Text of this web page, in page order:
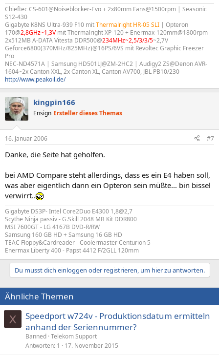
Chieftec CS-601@Noiseblocker-Evo + 2x80mm Fans@1500rpm | Seasonic
S12-430
Gigabyte K8NS Ultra-939 F10 mitThermalright HR-05 SLI | Opteron
170@2,8GHz~1,3V mit Thermalright XP-120 + Enermax-120mm@1800rpm
2x512MB A-DATA Vitesta DDR500@234MHz~2,5/3/3/5~2,7V
Geforce6800(370MHz/825MHz)@16PS/6VS mit Revoltec Graphic Freezer
Pro
NEC-ND4571A | Samsung HD501LJ@ZM-2HC2 | Audigy2 ZS@Denon AVR-
1604~2x Canton XXL, 2x Canton XL, Canton AV700, JBL PB10/230
http://www.peakoil.de/
kingpin166
Ensign Ersteller dieses Themas
16. Januar 2006 #7
Danke, die Seite hat geholfen.
bei AMD Compare steht allerdings, dass es ein E4 haben soll,
was aber eigentlich dann ein Opteron sein müßte... bin bissel
verwirrt..
Gigabyte DS3P- Intel Core2Duo E4300 1,8@2,7
Scythe Ninja passiv - G.Skill 2048 MB Kit DDR800
MSI 7600GT - LG 4167B DVD-R/RW
Samsung 160 GB HD + Samsung 16 GB HD
TEAC Floppy&Cardreader - Coolermaster Centurion 5
Enermax Liberty 400 - Papst 4412 F/2GLL 120mm
Du musst dich einloggen oder registrieren, um hier zu antworten.
Ähnliche Themen
Speedport w724v - Produktionsdatum ermitteln
anhand der Seriennummer?
Banned Telekom Support
Antworten 1 17. November 2015